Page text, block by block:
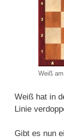
Weiß
Weiß hat in
Linie
Gibt es nun